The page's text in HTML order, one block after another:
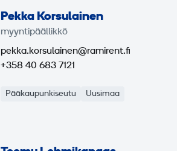
Pekka Korsulainen
myyntipäällikkö
pekka.korsulainen@ramirent.fi
+358 40 683 7121
Pääkaupunkiseutu Uusimaa